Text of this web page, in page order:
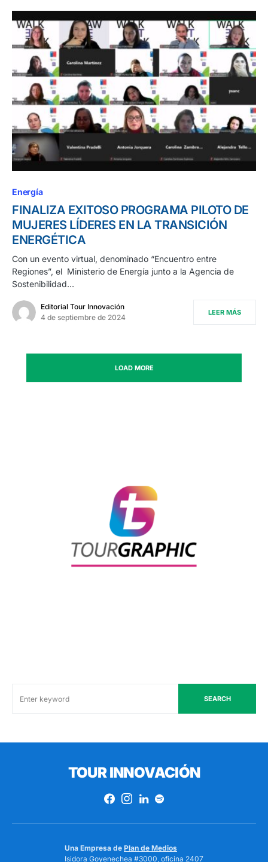
Energía
FINALIZA EXITOSO PROGRAMA PILOTO DE
MUJERES LÍDERES EN LA TRANSICIÓN
ENERGÉTICA
Con un evento virtual, denominado “Encuentro entre
Regiones”, el Ministerio de Energía junto a la Agencia de
Sostenibilidad…
Editorial Tour Innovación
4 de septiembre de 2024
LEER MÁS
LOAD MORE
SEARCH
TOUR INNOVACIÓN
Una Empresa de Plan de Medios
Isidora Goyenechea #3000, oficina 2407